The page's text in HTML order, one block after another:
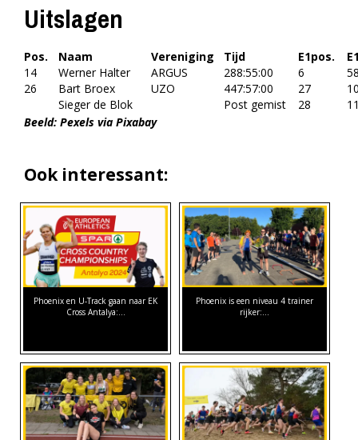
Uitslagen
Pos. Naam Vereniging Tijd E1pos.
14
Werner Halter ARGUS 288:55:00 6
26
Bart Broex UZO 447:57:00 27
Sieger de Blok
Post gemist 28
Beeld: Pexels via Pixabay
Ook interessant:
Phoenix en U-Track gaan naar EK
Cross Antalya:…
Phoenix is een niveau 4 trainer
rijker:…